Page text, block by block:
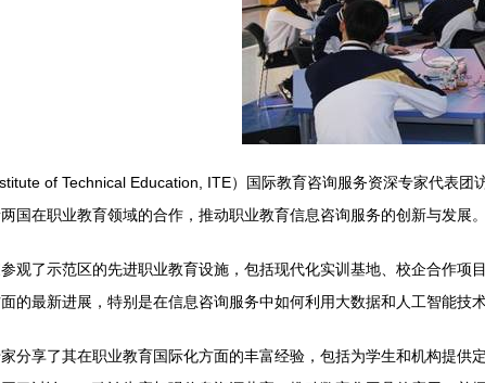
of Technical Education, ITE）国际教育咨询服务资深专家代表
国在职业教育领域的合作，推动职业教育信息咨询服务的创新与发展。
观了示范区的先进职业教育设施，包括现代化实训基地、校企合作
的最新进展，特别是在信息咨询服务中如何利用大数据和人工智能技
分享了其在职业教育国际化方面的丰富经验，包括为学生和机构提